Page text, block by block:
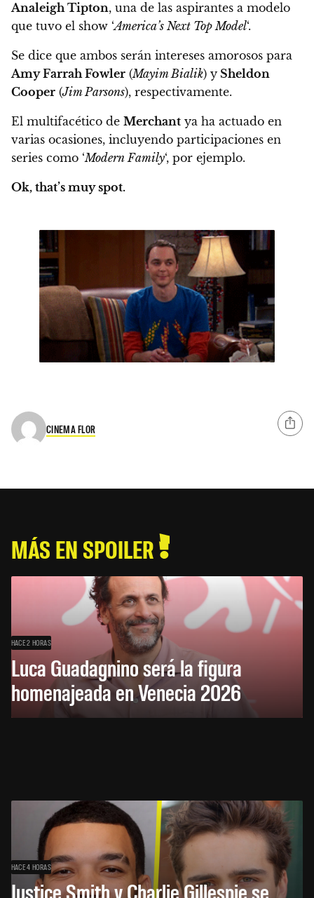
Analeigh Tipton, una de las aspirantes a modelo
que tuvo el show ‘America’s Next Top Model‘.
Se dice que ambos serán intereses amorosos para
Amy Farrah Fowler (Mayim Bialik) y Sheldon
Cooper (Jim Parsons), respectivamente.
El multifacético de Merchant ya ha actuado en
varias ocasiones, incluyendo participaciones en
series como ‘Modern Family‘, por ejemplo.
Ok, that’s muy spot.
CINEMA FLOR
MÁS EN SPOILER
HACE 2 HORAS
Luca Guadagnino será la figura
homenajeada en Venecia 2026
HACE 4 HORAS
Justice Smith y Charlie Gillespie se